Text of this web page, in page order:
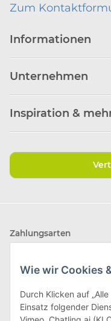
Wie wir Cookies
Durch Klicken auf
Einsatz folgender
Zum
Informationen
Unternehmen
Inspiration &
Zahlungsarten
Wir versenden mit